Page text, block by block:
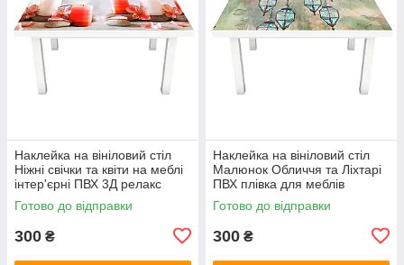
Наклейка на вініловий стіл
Ніжні свічки та квіти на меблі
інтер'єрні ПВХ 3Д релакс
червоний 600х1200 мм
Готово до відправки
300 ₴
Наклейка на вініловий стіл
Малюнок Обличчя та Ліхтарі
ПВХ плівка для меблів
інтер'єрна 3D люди 600х1200
мм
Готово до відправки
300 ₴